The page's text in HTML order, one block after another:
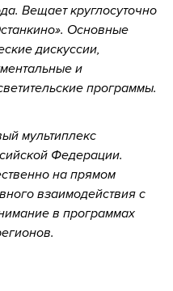
Вещает круглосуточно
Основные
дискуссии,
и
программы.
мультиплекс
Федерации.
на прямом
взаимодействия с
в программах